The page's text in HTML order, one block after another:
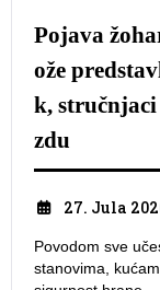
Pojava
ože
k,
zdu
27. Jula
Povodom sve
stanovima,